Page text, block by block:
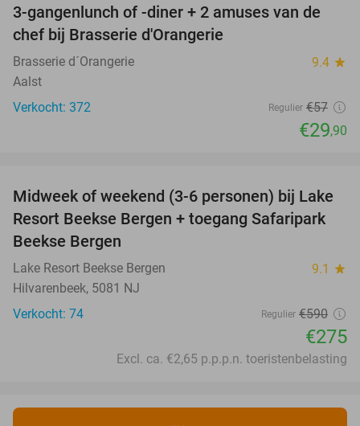
48%
3-gangenlunch of -diner + 2 amuses van de
chef bij Brasserie d'Orangerie
Brasserie d´Orangerie 9.4 star
Aalst
Verkocht: 372
Regulier €57
€29,90
53%
Midweek of weekend (3-6 personen) bij Lake
Resort Beekse Bergen + toegang Safaripark
Beekse Bergen
Lake Resort Beekse Bergen 9.1 star
Hilvarenbeek, 5081 NJ
Verkocht: 74
Regulier €590
€275
Excl. ca. €2,65 p.p.p.n. toeristenbelasting